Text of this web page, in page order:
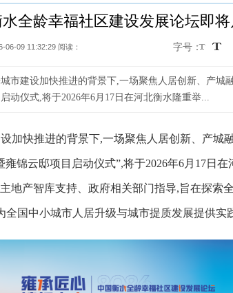
全龄幸福社区建设发展论坛即
06-09 11:32:29 阅读： 字号：
市建设加快推进的背景下,一场聚焦人居创新、产
动仪式,将于2026年6月17日在河北衡水隆重举...
加快推进的背景下,一场聚焦人居创新、产城
锦云邸项目启动仪式”,将于2026年6月17日
地产智库支持、政府相关部门指导,旨在探索
国中小城市人居升级与城市提质发展提供实